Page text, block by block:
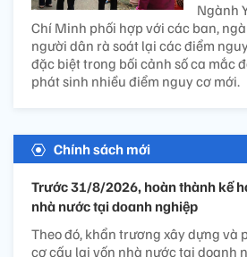
Ngành
Chí Minh phối hợp với các ban,
người dân rà soát lại các điểm
đặc biệt trong bối cảnh số ca mắc
phát sinh nhiều điểm nguy cơ mới.
Chính sách mới
Trước 31/8/2026, hoàn thành kế
nhà nước tại doanh nghiệp
Theo đó, khẩn trương xây dựng và
cơ cấu lại vốn nhà nước tại doanh